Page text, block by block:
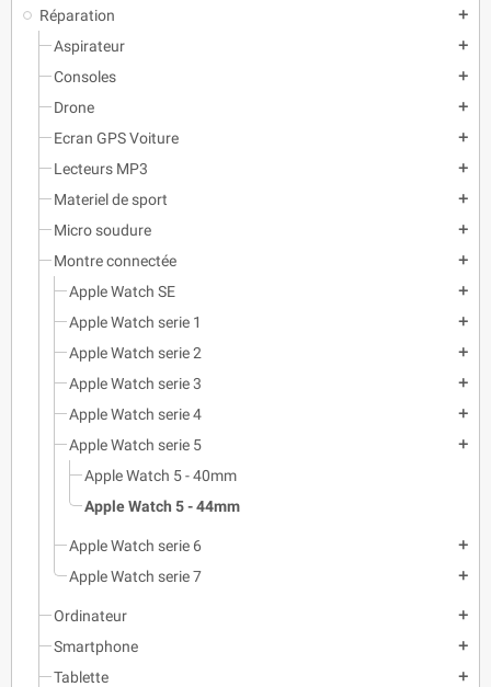
Réparation add
Aspirateur add
Consoles add
Drone add
Ecran GPS Voiture add
Lecteurs MP3 add
Materiel de sport add
Micro soudure add
Montre connectée add
Apple Watch SE add
Apple Watch serie 1 add
Apple Watch serie 2 add
Apple Watch serie 3 add
Apple Watch serie 4 add
Apple Watch serie 5 add
Apple Watch 5 - 40mm
Apple Watch 5 - 44mm
Apple Watch serie 6 add
Apple Watch serie 7 add
Ordinateur add
Smartphone add
Tablette add